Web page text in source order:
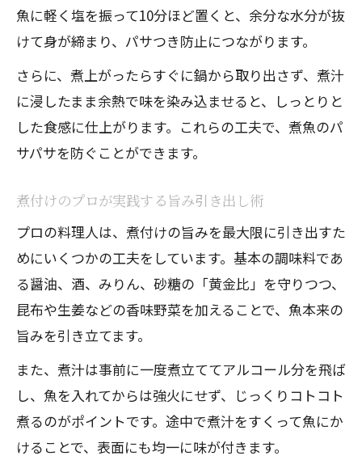
魚に軽く塩を振って10分ほど置くと、余分な水分が抜
けて身が締まり、パサつき防止につながります。
さらに、煮上がったらすぐに鍋から取り出さず、煮汁
に浸したまま余熱で味を染み込ませると、しっとりと
した食感に仕上がります。これらの工夫で、煮魚のパ
サパサを防ぐことができます。
煮付けのプロが実践する旨み引き出し術
プロの料理人は、煮付けの旨みを最大限に引き出すた
めにいくつかの工夫をしています。基本の調味料であ
る醤油、酒、みりん、砂糖の「黄金比」を守りつつ、
昆布や生姜などの香味野菜を加えることで、魚本来の
旨みを引き立てます。
また、煮汁は事前に一度煮立ててアルコール分を飛ば
し、魚を入れてからは強火にせず、じっくりコトコト
煮るのがポイントです。途中で煮汁をすくって魚にか
けることで、表面にも均一に味が付きます。